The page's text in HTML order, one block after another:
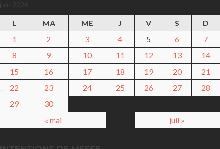
juin 2026
L MA ME J V S
D
1
2 3 4 5 6
7
8
9 10 11 12 13
14
15
16 17 18 19 20
21
22
23 24 25 26 27
28
29
30
« mai
juil »